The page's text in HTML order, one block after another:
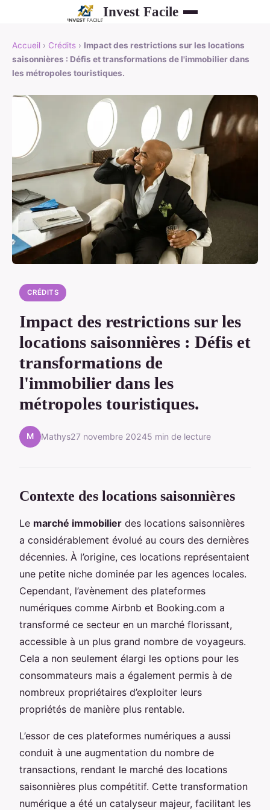
Invest Facile
Accueil › Crédits › Impact des restrictions sur les locations
saisonnières : Défis et transformations de l'immobilier dans
les métropoles touristiques.
CRÉDITS
Impact des restrictions sur les
locations saisonnières : Défis et
transformations de
l'immobilier dans les
métropoles touristiques.
M Mathys27 novembre 20245 min de lecture
Contexte des locations saisonnières
Le marché immobilier des locations saisonnières
a considérablement évolué au cours des dernières
décennies. À l’origine, ces locations représentaient
une petite niche dominée par les agences locales.
Cependant, l’avènement des plateformes
numériques comme Airbnb et Booking.com a
transformé ce secteur en un marché florissant,
accessible à un plus grand nombre de voyageurs.
Cela a non seulement élargi les options pour les
consommateurs mais a également permis à de
nombreux propriétaires d’exploiter leurs
propriétés de manière plus rentable.
L’essor de ces plateformes numériques a aussi
conduit à une augmentation du nombre de
transactions, rendant le marché des locations
saisonnières plus compétitif. Cette transformation
numérique a été un catalyseur majeur, facilitant les